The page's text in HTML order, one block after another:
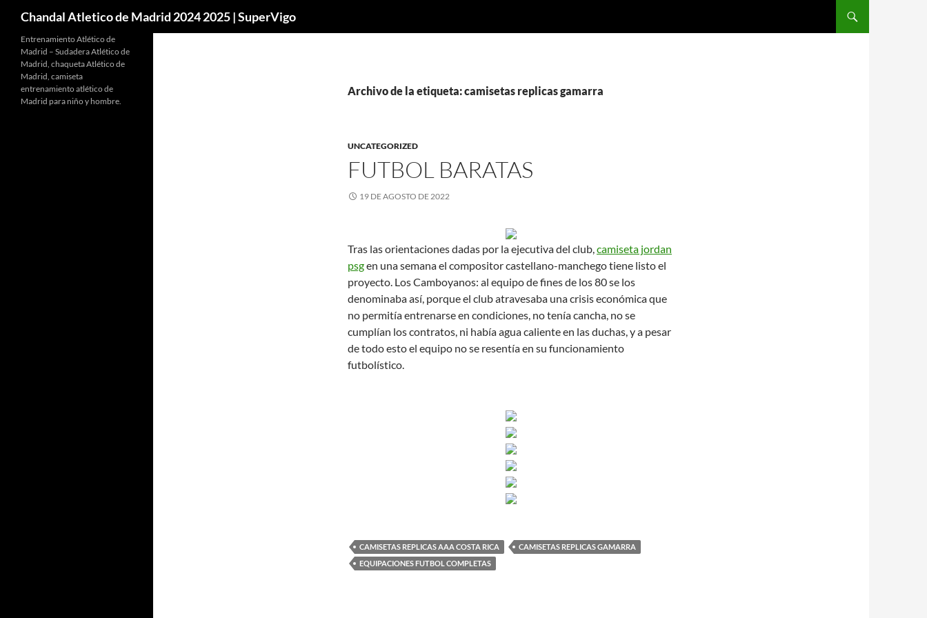
Chandal Atletico de Madrid 2024 2025 | SuperVigo
Archivo de la etiqueta: camisetas replicas gamarra
UNCATEGORIZED
FUTBOL BARATAS
19 DE AGOSTO DE 2022
Tras las orientaciones dadas por la ejecutiva del club,camiseta jordan
psgen una semana el compositor castellano-manchego tiene listo el
proyecto. Los Camboyanos: al equipo de fines de los 80 se los
denominaba así, porque el club atravesaba una crisis económica que
no permitía entrenarse en condiciones, no tenía cancha, no se
cumplían los contratos, ni había agua caliente en las duchas, y a pesar
de todo esto el equipo no se resentía en su funcionamiento
futbolístico.
CAMISETAS REPLICAS AAA COSTA RICA
CAMISETAS REPLICAS GAMARRA
EQUIPACIONES FUTBOL COMPLETAS
Entrenamiento Atlético de
Madrid – Sudadera Atlético de
Madrid, chaqueta Atlético de
Madrid, camiseta
entrenamiento atlético de
Madrid para niño y hombre.